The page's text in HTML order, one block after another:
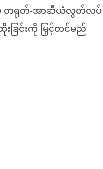
န်မီ တရုတ်-အာဆီယံလွတ်လပ်
းခြင်းကို မြှင့်တင်မည်